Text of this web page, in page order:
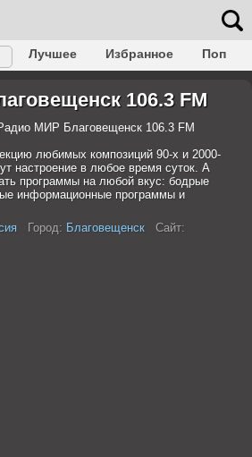
Лучшее Избранное
Поп
Транс Дип-хаус
Фолк
106.3 FM
МИР Благовещенск 106.3 FM
любимых композиций 90-х и 2000-
настроение в любое время суток. А
программы на любой вкус: бодрые
информационные программы и
Город: Благовещенск
Сайт: